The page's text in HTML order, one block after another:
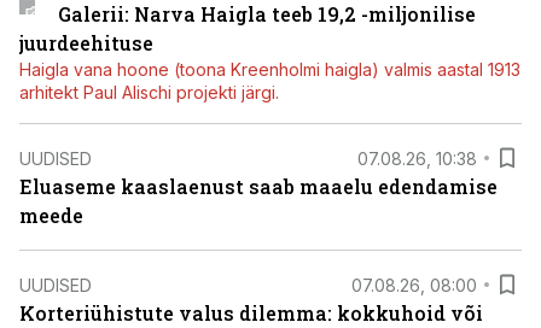
Galerii: Narva Haigla teeb 19,2 -miljonilise
juurdeehituse
Haigla vana hoone (toona Kreenholmi haigla) valmis aastal 1913
arhitekt Paul Alischi projekti järgi.
UUDISED 07.08.26, 10:38
Eluaseme kaaslaenust saab maaelu edendamise
meede
UUDISED 07.08.26, 08:00
Korteriühistute valus dilemma: kokkuhoid või